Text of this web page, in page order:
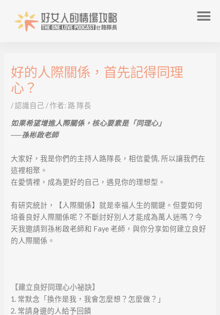
選
單
好的人際關係，首先記得同理
心？
/認識自己 / 作者: 路 隊長
如果希望增進人際關係，核心要素是「同理心」
──孫彬啟老師
大家好，我是你們的主持人路隊長，相信愛情, 所以讓我們在
這裡相聚。
在愛情裡，成為更好的自己，遇見你的理想型。
有研究統計，【人際關係】就是幸福人生的關鍵。但要如何
培養良好人際關係呢？不斷討好別人才能成為萬人迷嗎？今
天我邀請到孫彬啟老師和 Faye 老師，與你分享如何建立良好
的人際關係。
【建立良好同理心小祕訣】
1. 常默念「換作是我，我會怎麼想？怎麼做？」
2. 常請身邊的人給予回饋
章
導
覽